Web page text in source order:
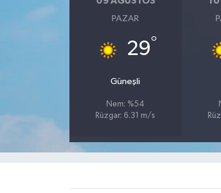
PAZAR
29°
Güneşli
Nem: %54
Rüzgar: 6.31 m/s